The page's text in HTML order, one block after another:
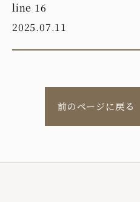
line 16
2025.07.11
前のページに戻る